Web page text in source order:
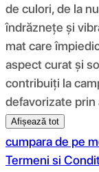
de culori, de la
îndrăznețe și
mat care
aspect curat și
contribuiți la
defavorizate
Afișează tot
cumpara de pe
Termeni si